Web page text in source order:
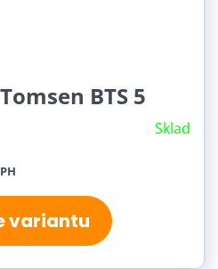
BTS 5
Sklad
variantu